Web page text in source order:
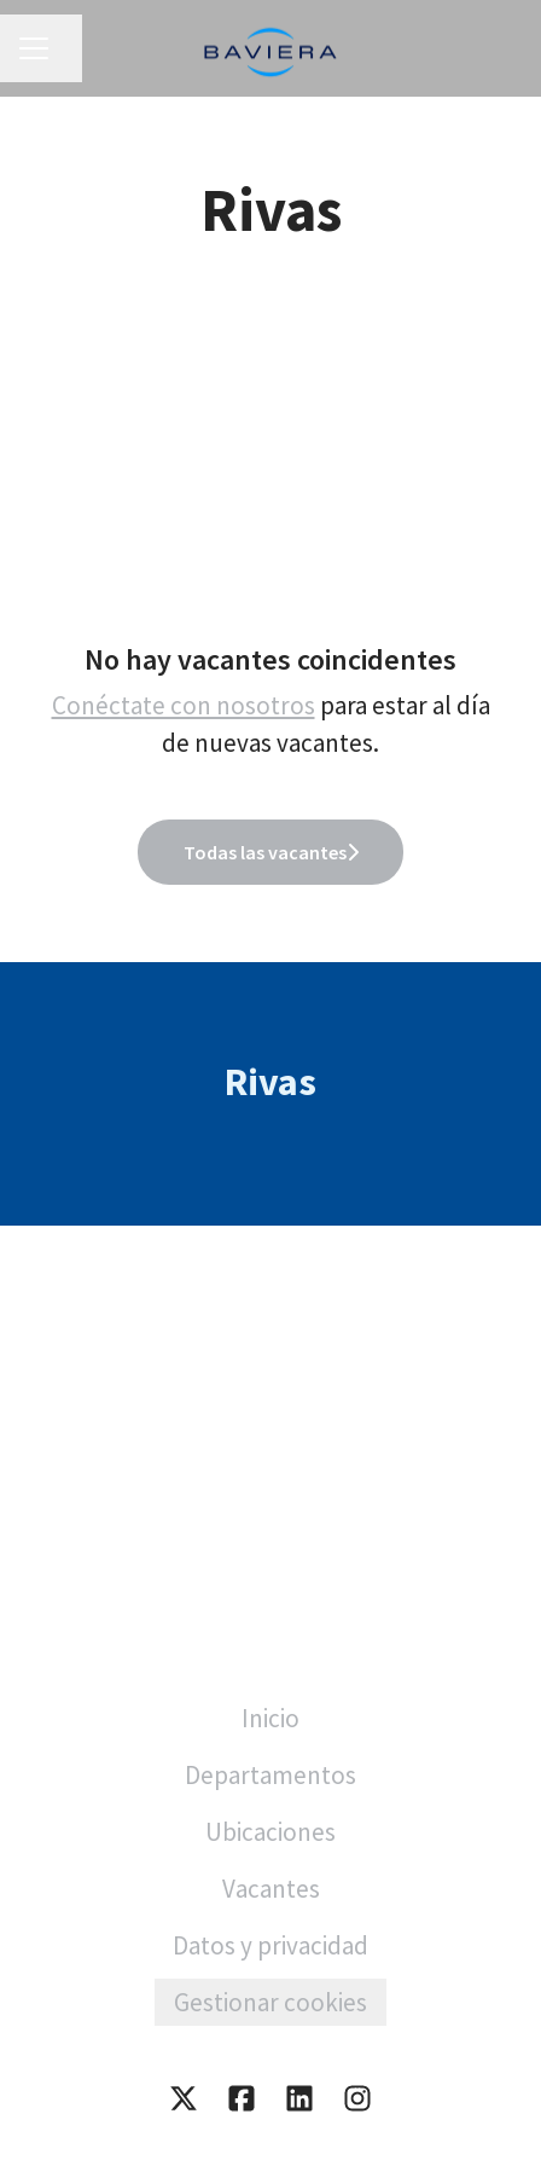
Rivas
No hay vacantes coincidentes
Conéctate con nosotros para estar al día
de nuevas vacantes.
Todas las vacantes
Rivas
Inicio
Departamentos
Ubicaciones
Vacantes
Datos y privacidad
Gestionar cookies